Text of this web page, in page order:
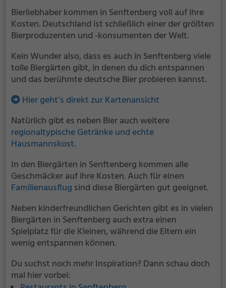
Bierliebhaber kommen in Senftenberg voll auf ihre
Kosten. Deutschland ist schließlich einer der größten
Bierproduzenten und -konsumenten der Welt.
Kein Wunder also, dass es auch in Senftenberg viele
tolle Biergärten gibt, in denen du dich entspannen
und das berühmte deutsche Bier probieren kannst.
Hier geht’s direkt zur Kartenansicht
Natürlich gibt es neben Bier auch weitere
regionaltypische Getränke und echte
Hausmannskost.
In den Biergärten in Senftenberg kommen alle
Geschmäcker auf ihre Kosten. Auch für einen
Familienausflug sind diese Biergärten gut geeignet.
Neben kinderfreundlichen Gerichten gibt es in vielen
Biergärten in Senftenberg auch extra einen
Spielplatz für die Kleinen, während die Eltern ein
wenig entspannen können.
Du suchst noch mehr Inspiration? Dann schau doch
mal hier vorbei: